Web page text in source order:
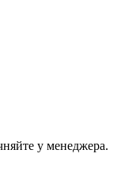
у менеджера.